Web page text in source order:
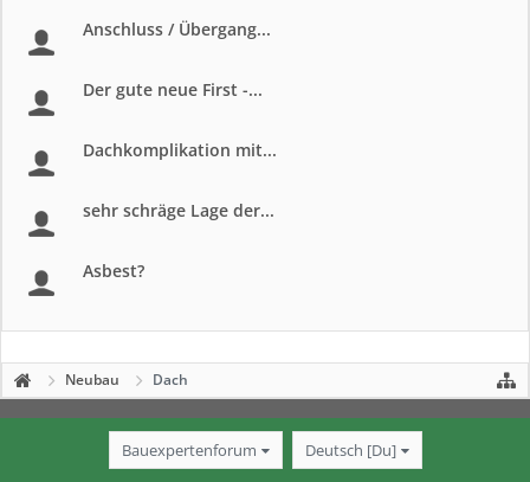
Anschluss / Übergang...
Der gute neue First -...
Dachkomplikation mit...
sehr schräge Lage der...
Asbest?
Neubau Dach
Bauexpertenforum Deutsch [Du]